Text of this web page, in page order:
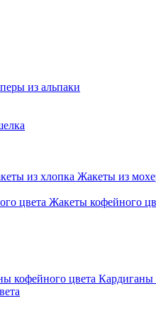
из альпаки
из хлопка Жакеты из
цвета Жакеты кофейного
кофейного цвета Кардиганы